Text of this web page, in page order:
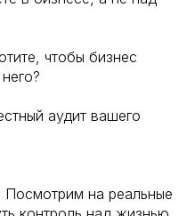
чтобы бизнес
аудит вашего
Посмотрим на реальные